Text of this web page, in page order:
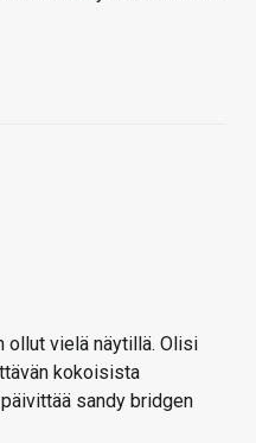
ollut vielä näytillä. Olisi
kokoisista
sandy bridgen